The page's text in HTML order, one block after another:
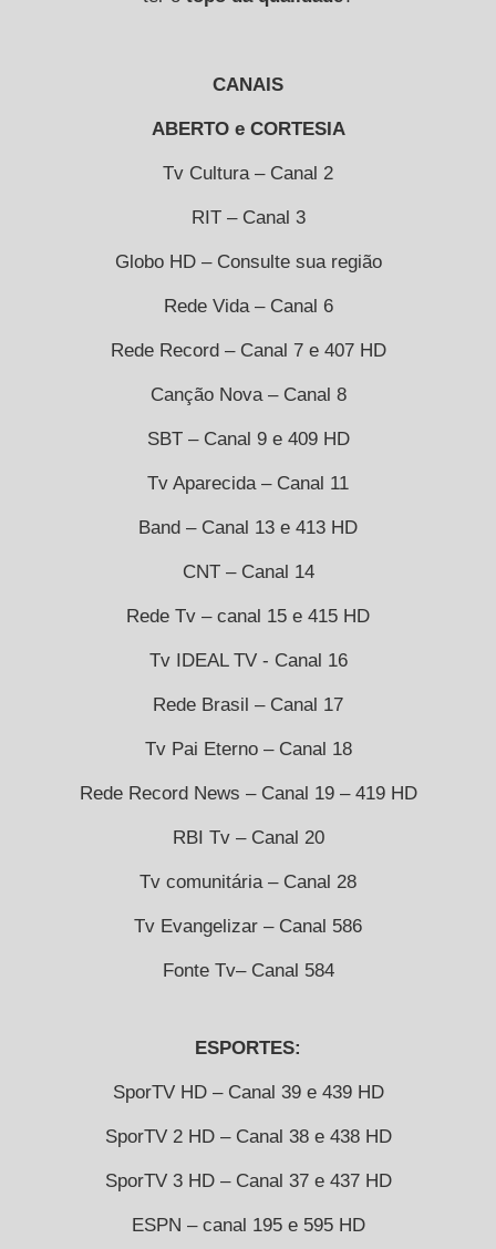
CANAIS
ABERTO e CORTESIA
Tv Cultura – Canal 2
RIT – Canal 3
Globo HD – Consulte sua região
Rede Vida – Canal 6
Rede Record – Canal 7 e 407 HD
Canção Nova – Canal 8
SBT – Canal 9 e 409 HD
Tv Aparecida – Canal 11
Band – Canal 13 e 413 HD
CNT – Canal 14
Rede Tv – canal 15 e 415 HD
Tv IDEAL TV - Canal 16
Rede Brasil – Canal 17
Tv Pai Eterno – Canal 18
Rede Record News – Canal 19 – 419 HD
RBI Tv – Canal 20
Tv comunitária – Canal 28
Tv Evangelizar – Canal 586
Fonte Tv– Canal 584
ESPORTES:
SporTV HD – Canal 39 e 439 HD
SporTV 2 HD – Canal 38 e 438 HD
SporTV 3 HD – Canal 37 e 437 HD
ESPN – canal 195 e 595 HD